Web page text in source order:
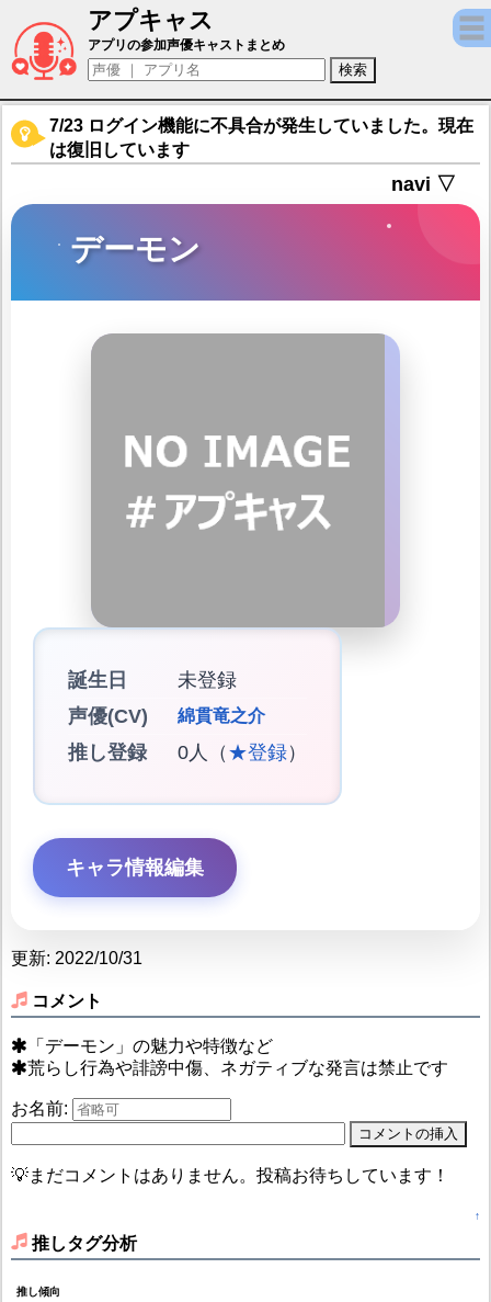
アプキャス
デーモン（声優：綿貫竜之介)【無期迷途】
アプリの参加声優キャストまとめ
7/23 ログイン機能に不具合が発生していました。現在
は復旧しています
navi ▽
デーモン
誕生日
未登録
声優(CV)
綿貫竜之介
推し登録 0人（ ★登録）
キャラ情報編集
更新: 2022/10/31
コメント
「デーモン」の魅力や特徴など
荒らし行為や誹謗中傷、ネガティブな発言は禁止です
お名前:
💡まだコメントはありません。投稿お待ちしています！
↑
推しタグ分析
推し傾向